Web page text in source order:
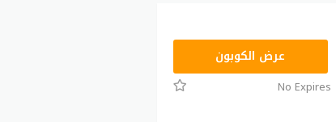
عرض الكوبون
No Expires